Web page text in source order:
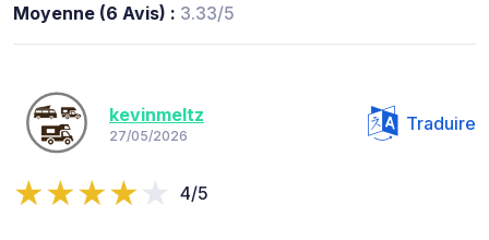
Moyenne (6 Avis) : 3.33/5
kevinmeltz
27/05/2026
Traduire
4/5